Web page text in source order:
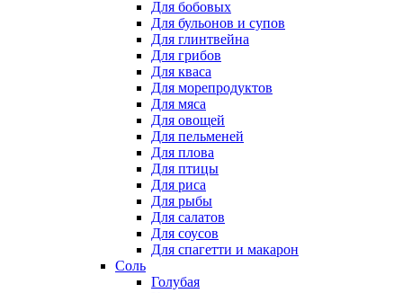
Для бобовых
Для бульонов и супов
Для глинтвейна
Для грибов
Для кваса
Для морепродуктов
Для мяса
Для овощей
Для пельменей
Для плова
Для птицы
Для риса
Для рыбы
Для салатов
Для соусов
Для спагетти и макарон
Соль
Голубая